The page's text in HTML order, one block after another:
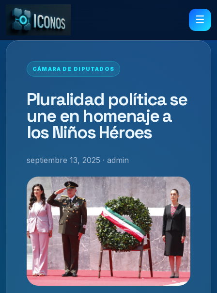
☰
CÁMARA DE DIPUTADOS
Pluralidad política se
une en homenaje a
los Niños Héroes
septiembre 13, 2025 · admin